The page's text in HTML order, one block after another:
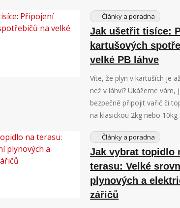
Články a poradna
Jak ušetřit tisíce:
kartušových
velké PB láhve
Víte, že plyn v kartuších je
než v láhvi? Ukážeme vám,
bezpečně připojit vařič či
na klasickou 2kg nebo 10kg
Články a poradna
Jak vybrat topidlo
terasu: Velké
plynových a
zářičů